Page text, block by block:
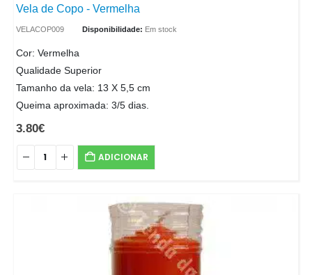
Vela de Copo - Vermelha
VELACOP009 Disponibilidade: Em stock
Cor: Vermelha
Qualidade Superior
Tamanho da vela: 13 X 5,5 cm
Queima aproximada: 3/5 dias.
3.80€
ADICIONAR